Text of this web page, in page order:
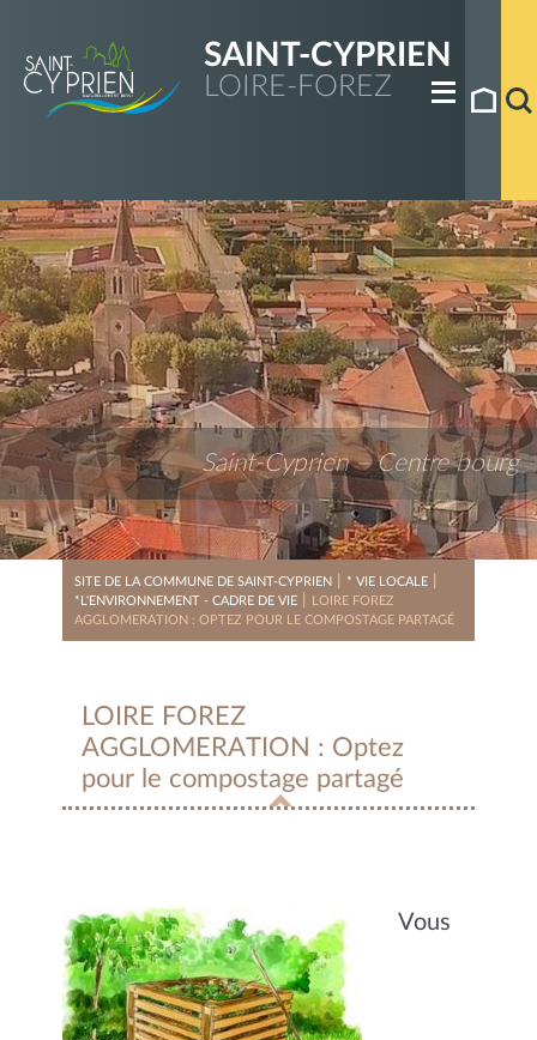
SAINT-CYPRIEN
LOIRE-FOREZ
Saint-Cyprien – Centre bourg
SITE DE LA COMMUNE DE SAINT-CYPRIEN * VIE LOCALE
*L'ENVIRONNEMENT - CADRE DE VIE
LOIRE FOREZ
AGGLOMERATION : OPTEZ POUR LE COMPOSTAGE PARTAGÉ
LOIRE FOREZ
AGGLOMERATION : Optez
pour le compostage partagé
Vous